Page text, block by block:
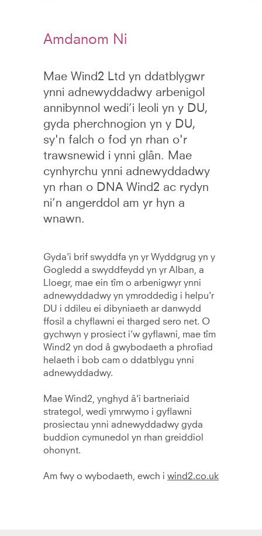
Amdanom Ni
Mae Wind2 Ltd yn ddatblygwr
ynni adnewyddadwy arbenigol
annibynnol wedi’i leoli yn y DU,
gyda pherchnogion yn y DU,
sy'n falch o fod yn rhan o'r
trawsnewid i ynni glân. Mae
cynhyrchu ynni adnewyddadwy
yn rhan o DNA Wind2 ac rydyn
ni’n angerddol am yr hyn a
wnawn.
Gyda'i brif swyddfa yn yr Wyddgrug yn y
Gogledd a swyddfeydd yn yr Alban, a
Lloegr, mae ein tîm o arbenigwyr ynni
adnewyddadwy yn ymroddedig i helpu'r
DU i ddileu ei dibyniaeth ar danwydd
ffosil a chyflawni ei tharged sero net. O
gychwyn y prosiect i’w gyflawni, mae tîm
Wind2 yn dod â gwybodaeth a phrofiad
helaeth i bob cam o ddatblygu ynni
adnewyddadwy.
Mae Wind2, ynghyd â'i bartneriaid
strategol, wedi ymrwymo i gyflawni
prosiectau ynni adnewyddadwy gyda
buddion cymunedol yn rhan greiddiol
ohonynt.
Am fwy o wybodaeth, ewch i wind2.co.uk